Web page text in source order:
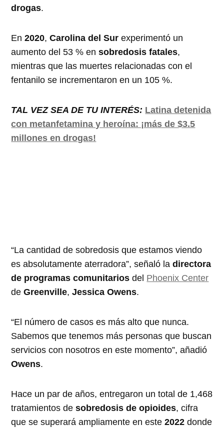
drogas.
En2020,Carolina del Surexperimentó un
aumento del 53 % ensobredosis fatales,
mientras que las muertes relacionadas con el
fentanilo se incrementaron en un 105 %.
TAL VEZ SEA DE TU INTERÉS: Latina detenida
con metanfetamina y heroína: ¡más de $3.5
millones en drogas!
“La cantidad de sobredosis que estamos viendo
es absolutamente aterradora”, señaló ladirectora
de programas comunitarios del Phoenix Center
deGreenville,Jessica Owens.
“El número de casos es más alto que nunca.
Sabemos que tenemos más personas que buscan
servicios con nosotros en este momento”, añadió
Owens.
Hace un par de años, entregaron un total de 1,468
tratamientos desobredosis de opioides, cifra
que se superará ampliamente en este2022 donde